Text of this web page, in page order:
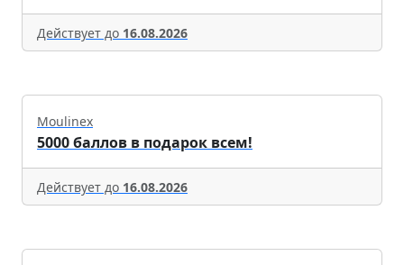
Действует до 16.08.2026
Moulinex
5000 баллов в подарок всем!
Действует до 16.08.2026